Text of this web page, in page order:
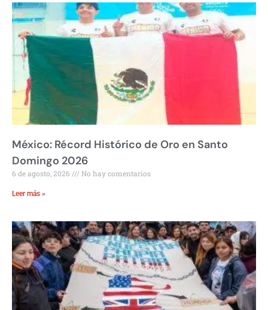
México: Récord Histórico de Oro en Santo
Domingo 2026
6 de agosto, 2026 No hay comentarios
Leer más »